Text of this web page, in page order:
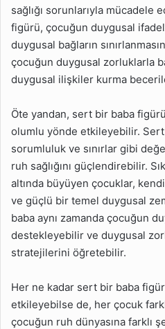
sağlığı sorunlarıyla mücadele
figürü, çocuğun duygusal
duygusal bağların
çocuğun duygusal zorluklarla
duygusal ilişkiler kurma
Öte yandan, sert bir baba
olumlu yönde etkileyebilir.
sorumluluk ve sınırlar gibi
ruh sağlığını güçlendirebilir.
altında büyüyen çocuklar,
ve güçlü bir temel duygusal
baba aynı zamanda çocuğun
destekleyebilir ve duygusal
stratejilerini öğretebilir.
Her ne kadar sert bir baba
etkileyebilse de, her çocuk
çocuğun ruh dünyasına farklı